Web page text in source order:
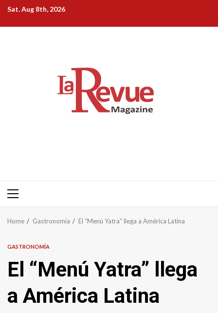
Skip
content
Sat. Aug 8th, 2026
Primary
Home Gastronomía El “Menú Yatra” llega a América Latina
GASTRONOMÍA
El “Menú Yatra” llega
a América Latina